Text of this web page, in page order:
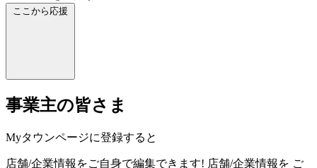
ここから応援
事業主の皆さま
Myタウンページに登録すると
店舗/企業情報をご自身で編集できます! 店舗/企業情報を ご